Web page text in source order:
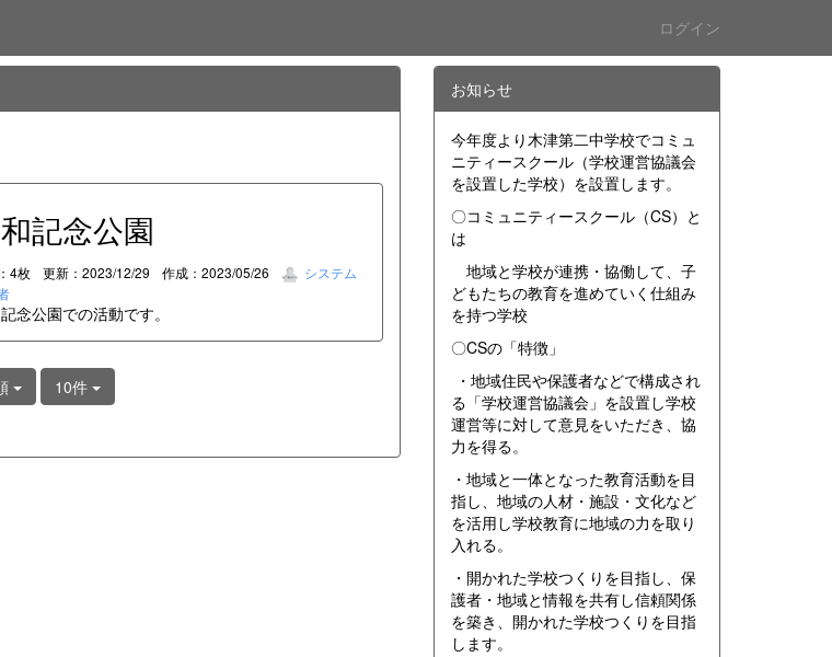
ログイン
記念公園
4枚 更新：2023/12/29 作成：2023/05/26
システム
念公園での活動です。
10件
お知らせ
今年度より木津第二中学校でコミュ
ニティースクール（学校運営協議会
を設置した学校）を設置します。
〇コミュニティースクール（CS）と
は
地域と学校が連携・協働して、子
どもたちの教育を進めていく仕組み
を持つ学校
〇CSの「特徴」
・地域住民や保護者などで構成され
る「学校運営協議会」を設置し学校
運営等に対して意見をいただき、協
力を得る。
・地域と一体となった教育活動を目
指し、地域の人材・施設・文化など
を活用し学校教育に地域の力を取り
入れる。
・開かれた学校つくりを目指し、保
護者・地域と情報を共有し信頼関係
を築き、開かれた学校つくりを目指
します。